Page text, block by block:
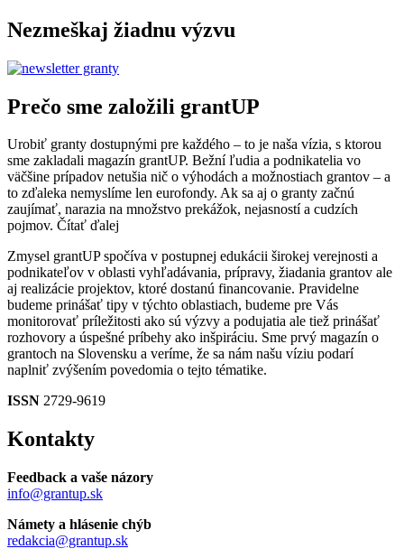
Nezmeškaj žiadnu výzvu
Prečo sme založili grantUP
Urobiť granty dostupnými pre každého – to je naša vízia, s ktorou
sme zakladali magazín grantUP. Bežní ľudia a podnikatelia vo
väčšine prípadov netušia nič o výhodách a možnostiach grantov – a
to zďaleka nemyslíme len eurofondy. Ak sa aj o granty začnú
zaujímať, narazia na množstvo prekážok, nejasností a cudzích
pojmov. Čítať ďalej
Zmysel grantUP spočíva v postupnej edukácii širokej verejnosti a
podnikateľov v oblasti vyhľadávania, prípravy, žiadania grantov ale
aj realizácie projektov, ktoré dostanú financovanie. Pravidelne
budeme prinášať tipy v týchto oblastiach, budeme pre Vás
monitorovať príležitosti ako sú výzvy a podujatia ale tiež prinášať
rozhovory a úspešné príbehy ako inšpiráciu. Sme prvý magazín o
grantoch na Slovensku a veríme, že sa nám našu víziu podarí
naplniť zvýšením povedomia o tejto tématike.
ISSN 2729-9619
Kontakty
Feedback a vaše názory
info@grantup.sk
Námety a hlásenie chýb
redakcia@grantup.sk